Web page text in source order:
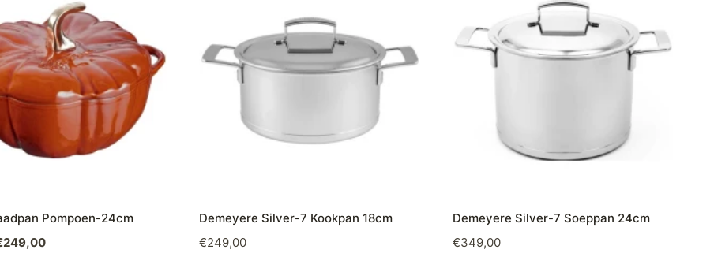
Pompoen-24cm
249,00Huidige
Demeyere Silver-7 Kookpan 18cm
€249,00
Demeyere Silver-7 Soeppan 24cm
€349,00